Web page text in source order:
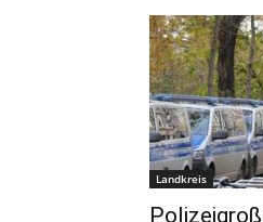
Landkreis